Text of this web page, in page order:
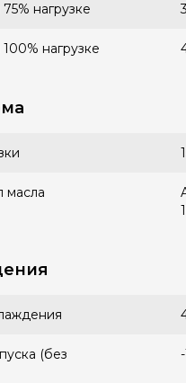
нагрузке
нагрузке
масла
(без